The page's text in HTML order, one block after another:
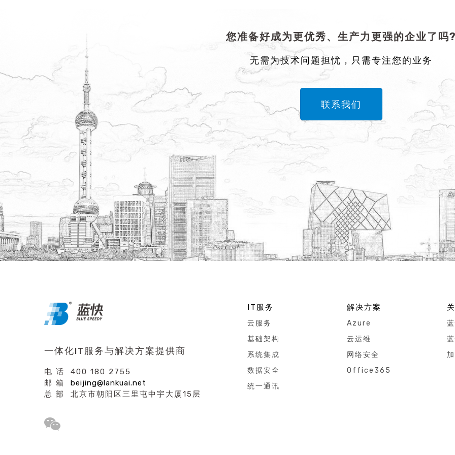
您准备好成为更优秀、生产力更强的企业了吗
无需为技术问题担忧，只需专注您的业务
联系我们
一体化IT服务与解决方案提供商
电 话 400 180 2755
邮 箱 beijing@lankuai.net
总 部 北京市朝阳区三里屯中宇大厦15层
IT服务
云服务
基础架构
系统集成
数据安全
统一通讯
解决方案
Azure
云运维
网络安全
Office365